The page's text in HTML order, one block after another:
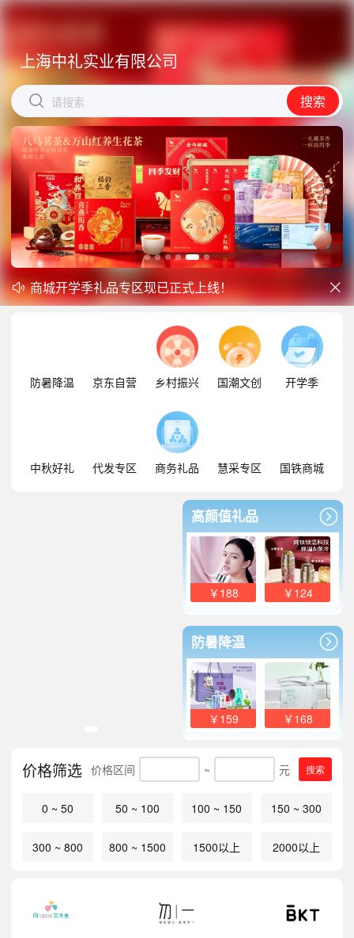
上海中礼实业有限公司
 请搜索 搜索
上海中礼实业有限公司
 请搜索 搜索

商城开学季礼品专区现已正式上线！
中秋礼品专区上线｜臻选团圆好礼

防暑降温 京东自营 乡村振兴 国潮文创 开学季
中秋好礼 代发专区 商务礼品 慧采专区 国铁商城
高颜值礼品
￥188 ￥124
防暑降温
￥159 ￥168
价格筛选 价格区间 ~ 元 搜索
0 ~ 50 50 ~ 100 100 ~ 150 150 ~ 300
300 ~ 800 800 ~ 1500 1500以上 2000以上